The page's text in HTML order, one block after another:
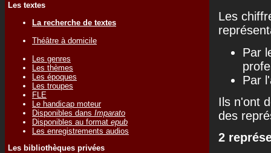
Les textes
La recherche de textes
Théâtre à domicile
Les genres
Les thèmes
Les époques
Les troupes
FLE
Le handicap moteur
Disponibles dans Imparato
Disponibles au format epub
Les enregistrements audios
Les bibliothèques privées
Les
Par
Par
Ils n'ont
des
2